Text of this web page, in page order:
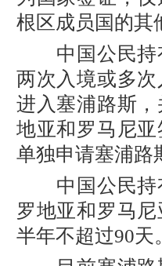
根区成员国的其
中国公民持有
两次入境或多
进入塞浦路斯
地亚和罗马尼
单独申请塞浦路
中国公民持有
罗地亚和罗马
半年不超过90天